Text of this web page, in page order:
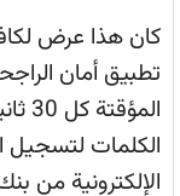
كان هذا عرض
تطبيق أمان
الكلمات لتسجيل
الإلكترونية من